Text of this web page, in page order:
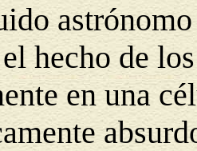
hecho de
en una